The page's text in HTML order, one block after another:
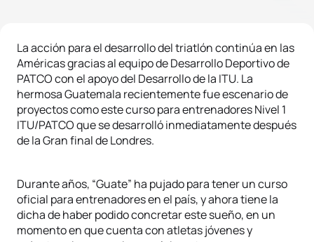
La acción para el desarrollo del triatlón continúa en las
Américas gracias al equipo de Desarrollo Deportivo de
PATCO con el apoyo del Desarrollo de la ITU. La
hermosa Guatemala recientemente fue escenario de
proyectos como este curso para entrenadores Nivel 1
ITU/PATCO que se desarrolló inmediatamente después
de la Gran final de Londres.
Durante años, “Guate” ha pujado para tener un curso
oficial para entrenadores en el país, y ahora tiene la
dicha de haber podido concretar este sueño, en un
momento en que cuenta con atletas jóvenes y